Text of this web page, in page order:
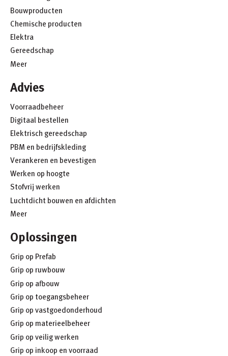
Bouwproducten
Chemische producten
Elektra
Gereedschap
Meer
Advies
Voorraadbeheer
Digitaal bestellen
Elektrisch gereedschap
PBM en bedrijfskleding
Verankeren en bevestigen
Werken op hoogte
Stofvrij werken
Luchtdicht bouwen en afdichten
Meer
Oplossingen
Grip op Prefab
Grip op ruwbouw
Grip op afbouw
Grip op toegangsbeheer
Grip op vastgoedonderhoud
Grip op materieelbeheer
Grip op veilig werken
Grip op inkoop en voorraad